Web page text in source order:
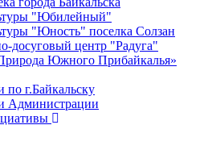
"Юбилейный"
"Юность" поселка Солзан
досуговый центр "Радуга"
Южного Прибайкалья»
по г.Байкальску
Администрации